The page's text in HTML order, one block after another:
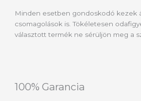
Minden esetben gondoskodó kezek
csomagolások is. Tökéletesen
választott termék ne sérüljön meg a
100% Garancia